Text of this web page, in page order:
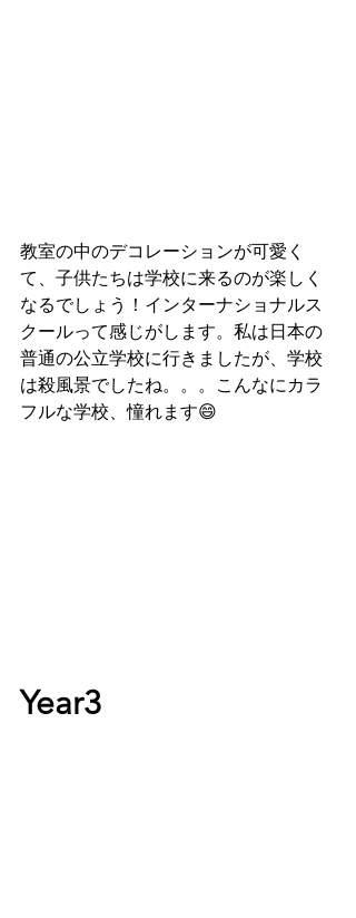
教室の中のデコレーションが可愛く
て、子供たちは学校に来るのが楽しく
なるでしょう！インターナショナルス
クールって感じがします。私は日本の
普通の公立学校に行きましたが、学校
は殺風景でしたね。。。こんなにカラ
フルな学校、憧れます😄
Year3